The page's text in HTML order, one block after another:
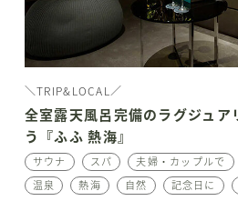
＼TRIP&LOCAL／
全室露天風呂完備のラグジュア
う『ふふ 熱海』
サウナ スパ 夫婦・カップルで
温泉
熱海 自然 記念日に